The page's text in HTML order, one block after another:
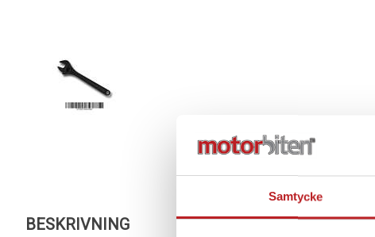
Samtycke
BESKRIVNING